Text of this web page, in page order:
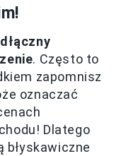
. Często to
zapomnisz
oznaczać
Dlatego
błyskawiczne